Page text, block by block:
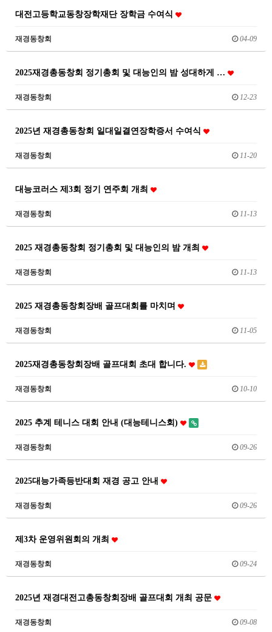
대전고등학교동창장학재단 장학금 수여식
재경동창회 04-09
2025재경총동창회 정기총회 및 대능인의 밤 성대하게 …
재경동창회 12-23
2025년 재경총동창회 일대일결연장학증서 수여식
재경동창회 11-20
대능코러스 제3회 정기 연주회 개최
재경동창회 11-13
2025 재경총동창회 정기총회 및 대능인의 밤 개최
재경동창회 11-13
2025 재경총동창회장배 골프대회를 마치며
재경동창회 11-05
2025재경총동창회장배 골프대회 초대 합니다.
재경동창회 10-10
2025 추계 테니스 대회 안내 (대능테니스회)
재경동창회 09-26
2025대능가족등반대회 재경 공고 안내
재경동창회 09-26
제3차 운영위원회의 개최
재경동창회 09-24
2025년 재경대전고총동창회장배 골프대회 개최 공문
재경동창회 09-08